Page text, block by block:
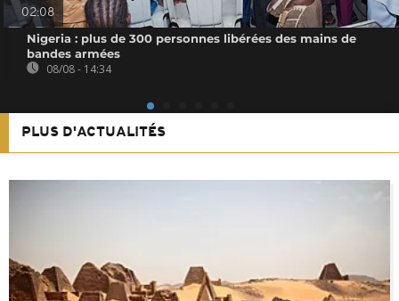
02:08
Nigeria : plus de 300 personnes libérées des mains de
bandes armées
08/08 - 14:34
PLUS D'ACTUALITÉS